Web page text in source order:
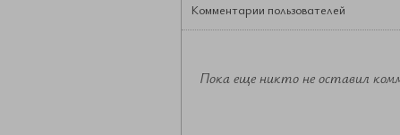
Комментарии пользователей
Пока еще никто не оставил